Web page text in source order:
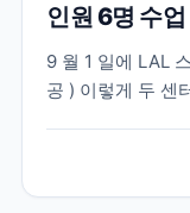
인원 6명 수업
9 월 1 일에 LAL
공 ) 이렇게 두 센
국하셨던 학생들
다 . 영국정부는 7